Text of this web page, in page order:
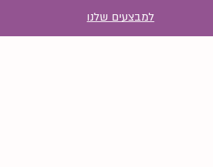
למבצעים שלנו